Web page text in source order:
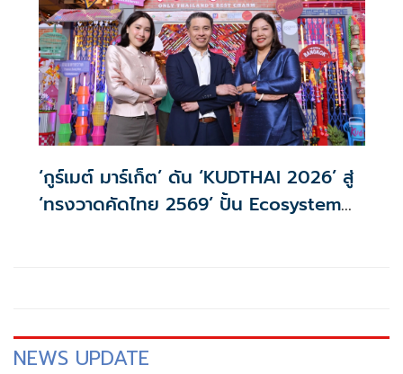
‘กูร์เมต์ มาร์เก็ต’ ดัน ‘KUDTHAI 2026’ สู่
‘ทรงวาดคัดไทย 2569’ ปั้น Ecosystem
NEWS UPDATE